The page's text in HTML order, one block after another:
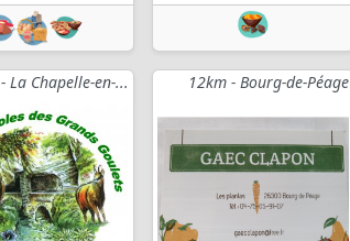
La Chapelle-en-... 12km - Bourg-de-Péage